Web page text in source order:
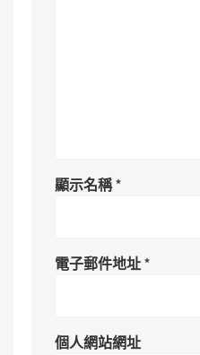
顯示名稱*
電子郵件地址*
個人網站網址